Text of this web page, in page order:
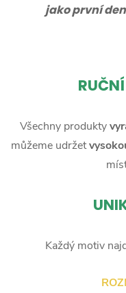
jako první
RUČNÍ
Všechny produkty
můžeme udržet
Každý motiv